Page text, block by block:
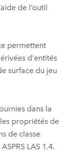
de l’outil
permettent
d'entités
surface du jeu
dans la
propriétés de
de classe
LAS 1.4.